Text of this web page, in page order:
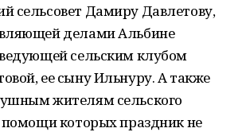
сельсовет Дамиру Давлетову,
делами Альбине
сельским клубом
ее сыну Ильнуру. А также
жителям сельского
помощи которых праздник не